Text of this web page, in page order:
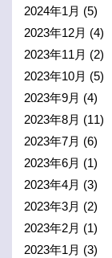
2024年1月 (5)
2023年12月 (4)
2023年11月 (2)
2023年10月 (5)
2023年9月 (4)
2023年8月 (11)
2023年7月 (6)
2023年6月 (1)
2023年4月 (3)
2023年3月 (2)
2023年2月 (1)
2023年1月 (3)